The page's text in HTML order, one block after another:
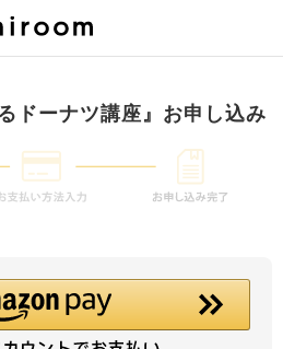
ドーナツ講座』お申し込み